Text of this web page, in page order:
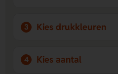
3 Kies drukkleuren
4 Kies aantal